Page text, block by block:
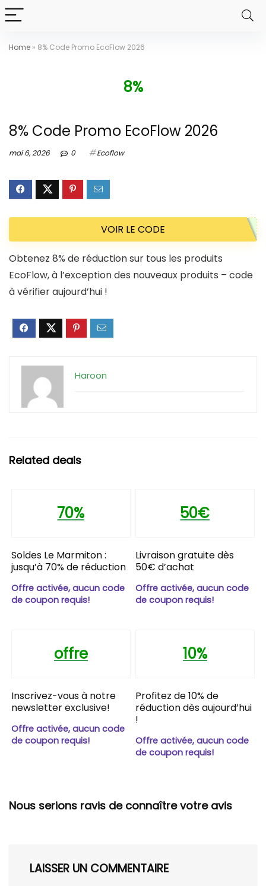
Home » 8% Code Promo EcoFlow 2026
8%
8% Code Promo EcoFlow 2026
mai 6, 2026 0 Ecoflow
VOIR LE CODE
Obtenez 8% de réduction sur tous les produits
EcoFlow, à l’exception des nouveaux produits – code
à vérifier aujourd’hui !
Haroon
Related deals
70%
Soldes Le Marmiton :
jusqu’à 70% de réduction
Offre activée, aucun code
de coupon requis!
50€
Livraison gratuite dès
50€ d’achat
Offre activée, aucun code
de coupon requis!
offre
Inscrivez-vous à notre
newsletter exclusive!
Offre activée, aucun code
de coupon requis!
10%
Profitez de 10% de
réduction dès aujourd’hui
!
Offre activée, aucun code
de coupon requis!
Nous serions ravis de connaître votre avis
LAISSER UN COMMENTAIRE